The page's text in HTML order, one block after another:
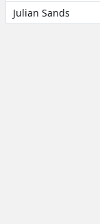
Julian Sands